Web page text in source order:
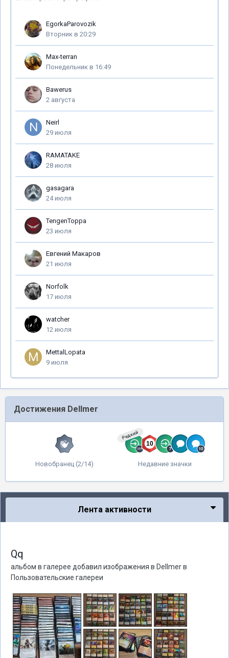
EgorkaParovozik
Вторник в 20:29
Max-terran
Понедельник в 16:49
Bawerus
2 августа
Neirl
29 июля
RAMATAKE
28 июля
gasagara
24 июля
TengenToppa
23 июля
Евгений Макаров
21 июля
Norfolk
17 июля
watcher
12 июля
MettalLopata
9 июля
Достижения Dellmer
Новобранец (2/14)
Редкий
Недавние значки
Лента активности
Qq
альбом в галерее добавил изображения в Dellmerв
Пользовательские галереи